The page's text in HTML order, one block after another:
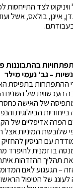
לצד התייחסות
אייגן, בולאס, אשל
– התפתחויות
– גב’ נעמי מילר
ההתפתחות בתפיסת
העכשווית של השנים
של האישה
הביולוגית
הפרה אדיפליים של
שלובשת המיניות אצל
עם הניסיון
בו זמנית להיפרד
את תהליך ההזדהות
– הגעגוע לאם
של הטיפול